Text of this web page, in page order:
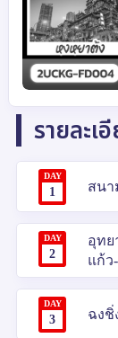
รายละเ
DAY
1 สนา
DAY
2
อุทย
แก้ว
DAY
3 ฉงชิ่